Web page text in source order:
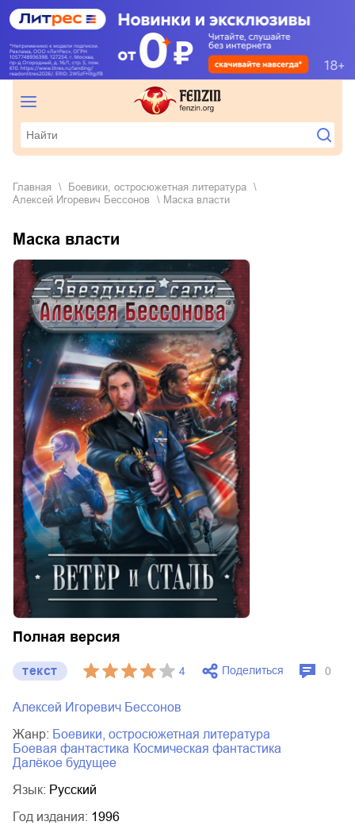
Главная
боевики, остросюжетная литература
Алексей Игоревич Бессонов
Маска власти
Маска власти
Полная версия
текст 4 Поделиться 0
Алексей Игоревич Бессонов
Жанр:
боевики, остросюжетная литература
боевая фантастика
космическая фантастика
далёкое будущее
Язык: Русский
Год издания: 1996